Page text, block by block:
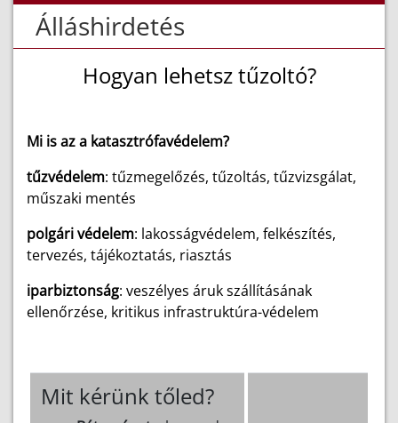
Álláshirdetés
Hogyan lehetsz tűzoltó?
Mi is az a katasztrófavédelem?
tűzvédelem: tűzmegelőzés, tűzoltás, tűzvizsgálat,
műszaki mentés
polgári védelem: lakosságvédelem, felkészítés,
tervezés, tájékoztatás, riasztás
iparbiztonság: veszélyes áruk szállításának
ellenőrzése, kritikus infrastruktúra-védelem
Mit kérünk tőled?